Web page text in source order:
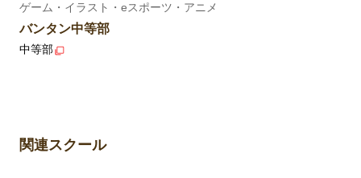
ゲーム・イラスト・eスポーツ・アニメ
バンタン中等部
中等部
関連スクール